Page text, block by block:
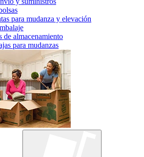
para mudanza y elevación
de almacenamiento
para mudanzas